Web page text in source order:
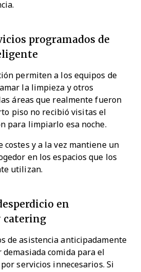
programados de
permiten a los equipos de
la limpieza y otros
áreas que realmente fueron
piso no recibió visitas el
para limpiarlo esa noche.
costes y a la vez mantiene un
en los espacios que los
utilizan.
en
catering
de asistencia anticipadamente
comida para el
servicios innecesarios. Si